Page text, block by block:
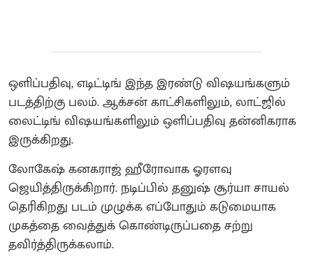
ஒளிப்பதிவு, எடிட்டிங் இந்த இரண்டு விஷயங்களும்
படத்திற்கு பலம். ஆக்சன் காட்சிகளிலும், லாட்ஜில்
லைட்டிங் விஷயங்களிலும் ஒளிப்பதிவு தன்னிகராக
இருக்கிறது.
லோகேஷ் கனகராஜ் ஹீரோவாக ஓரளவு
ஜெயித்திருக்கிறார். நடிப்பில் தனுஷ் சூர்யா சாயல்
தெரிகிறது படம் முழுக்க எப்போதும் கடுமையாக
முகத்தை வைத்துக் கொண்டிருப்பதை சற்று
தவிர்த்திருக்கலாம்.